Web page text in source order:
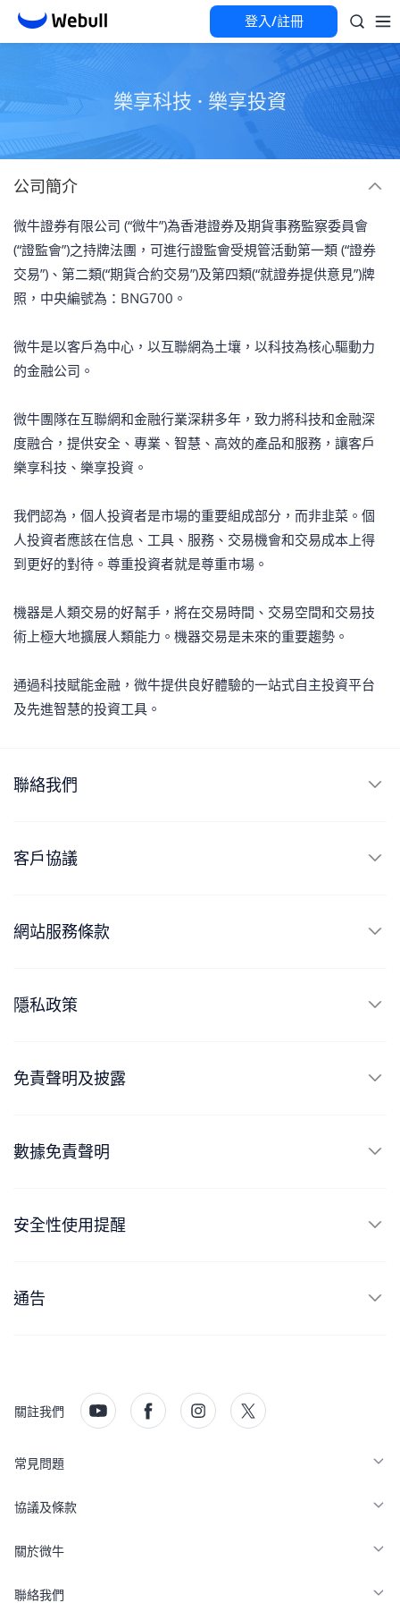
登入/註冊
樂享科技 · 樂享投資
公司簡介
微牛證券有限公司 (“微牛”)為香港證券及期貨事務監察委員會
(“證監會”)之持牌法團，可進行證監會受規管活動第一類 (“證券
交易”)、第二類(“期貨合約交易”)及第四類(“就證券提供意見”)牌
照，中央編號為：BNG700。
微牛是以客戶為中心，以互聯網為土壤，以科技為核心驅動力
的金融公司。
微牛團隊在互聯網和金融行業深耕多年，致力將科技和金融深
度融合，提供安全、專業、智慧、高效的產品和服務，讓客戶
樂享科技、樂享投資。
我們認為，個人投資者是市場的重要組成部分，而非韭菜。個
人投資者應該在信息、工具、服務、交易機會和交易成本上得
到更好的對待。尊重投資者就是尊重市場。
機器是人類交易的好幫手，將在交易時間、交易空間和交易技
術上極大地擴展人類能力。機器交易是未來的重要趨勢。
通過科技賦能金融，微牛提供良好體驗的一站式自主投資平台
及先進智慧的投資工具。
聯絡我們
客戶協議
網站服務條款
隱私政策
免責聲明及披露
數據免責聲明
安全性使用提醒
通告
關註我們
常見問題
協議及條款
關於微牛
聯絡我們